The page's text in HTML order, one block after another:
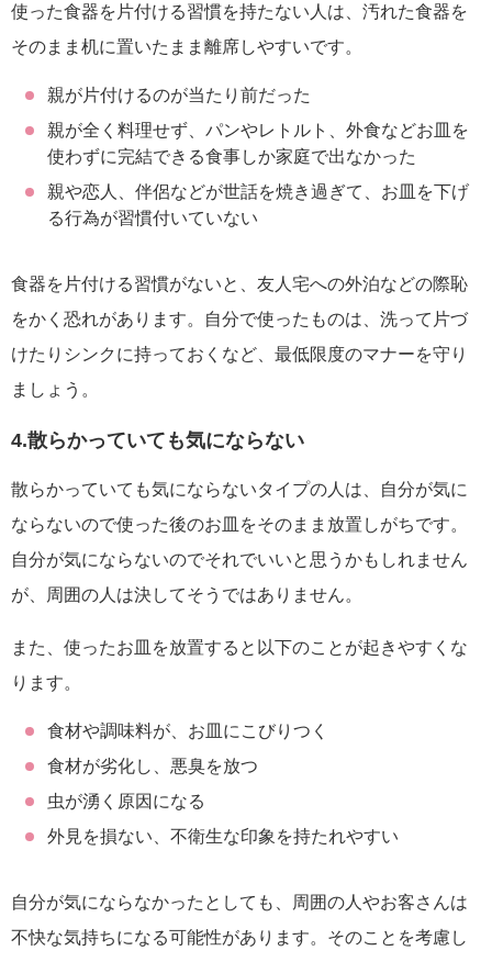
使った食器を片付ける習慣を持たない人は、汚れた食器を
そのまま机に置いたまま離席しやすいです。
親が片付けるのが当たり前だった
親が全く料理せず、パンやレトルト、外食などお皿を
使わずに完結できる食事しか家庭で出なかった
親や恋人、伴侶などが世話を焼き過ぎて、お皿を下げ
る行為が習慣付いていない
食器を片付ける習慣がないと、友人宅への外泊などの際恥
をかく恐れがあります。自分で使ったものは、洗って片づ
けたりシンクに持っておくなど、最低限度のマナーを守り
ましょう。
4.散らかっていても気にならない
散らかっていても気にならないタイプの人は、自分が気に
ならないので使った後のお皿をそのまま放置しがちです。
自分が気にならないのでそれでいいと思うかもしれません
が、周囲の人は決してそうではありません。
また、使ったお皿を放置すると以下のことが起きやすくな
ります。
食材や調味料が、お皿にこびりつく
食材が劣化し、悪臭を放つ
虫が湧く原因になる
外見を損ない、不衛生な印象を持たれやすい
自分が気にならなかったとしても、周囲の人やお客さんは
不快な気持ちになる可能性があります。そのことを考慮し